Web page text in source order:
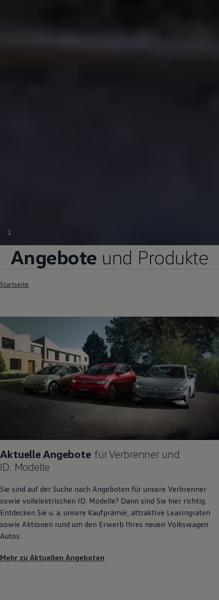
1
Angebote und Produkte
Startseite
Aktuelle Angebote für Verbrenner und
ID. Modelle
Sie sind auf der Suche nach Angeboten für unsere Verbrenner
sowie vollelektrischen ID. Modelle? Dann sind Sie hier richtig.
Entdecken Sie u. a. unsere Kaufprämie, attraktive Leasingraten
sowie Aktionen rund um den Erwerb Ihres neuen Volkswagen
Autos.
Mehr zu Aktuellen Angeboten